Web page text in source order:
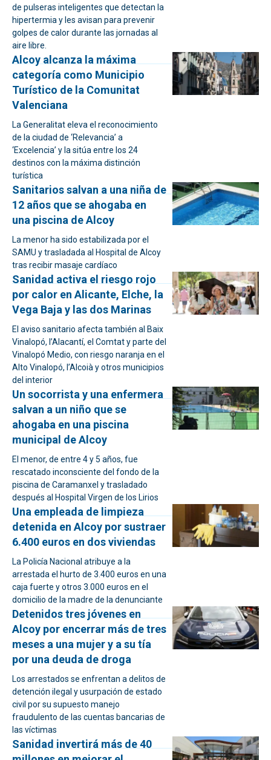
de pulseras inteligentes que detectan la
hipertermia y les avisan para prevenir
golpes de calor durante las jornadas al
aire libre.
Alcoy alcanza la máxima
categoría como Municipio
Turístico de la Comunitat
Valenciana
La Generalitat eleva el reconocimiento
de la ciudad de ‘Relevancia’ a
‘Excelencia’ y la sitúa entre los 24
destinos con la máxima distinción
turística
Sanitarios salvan a una niña de
12 años que se ahogaba en
una piscina de Alcoy
La menor ha sido estabilizada por el
SAMU y trasladada al Hospital de Alcoy
tras recibir masaje cardíaco
Sanidad activa el riesgo rojo
por calor en Alicante, Elche, la
Vega Baja y las dos Marinas
El aviso sanitario afecta también al Baix
Vinalopó, l’Alacantí, el Comtat y parte del
Vinalopó Medio, con riesgo naranja en el
Alto Vinalopó, l’Alcoià y otros municipios
del interior
Un socorrista y una enfermera
salvan a un niño que se
ahogaba en una piscina
municipal de Alcoy
El menor, de entre 4 y 5 años, fue
rescatado inconsciente del fondo de la
piscina de Caramanxel y trasladado
después al Hospital Virgen de los Lirios
Una empleada de limpieza
detenida en Alcoy por sustraer
6.400 euros en dos viviendas
La Policía Nacional atribuye a la
arrestada el hurto de 3.400 euros en una
caja fuerte y otros 3.000 euros en el
domicilio de la madre de la denunciante
Detenidos tres jóvenes en
Alcoy por encerrar más de tres
meses a una mujer y a su tía
por una deuda de droga
Los arrestados se enfrentan a delitos de
detención ilegal y usurpación de estado
civil por su supuesto manejo
fraudulento de las cuentas bancarias de
las víctimas
Sanidad invertirá más de 40